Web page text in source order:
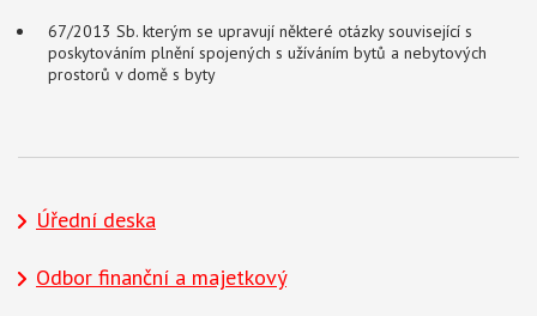
67/2013 Sb. kterým se upravují některé otázky související s
poskytováním plnění spojených s užíváním bytů a nebytových
prostorů v domě s byty
Úřední deska
Odbor finanční a majetkový